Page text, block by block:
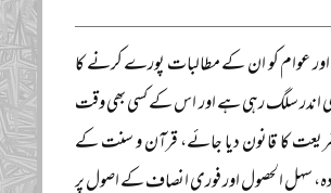
ہے اور عوام کو ان کے مطالبات پورے کرنے کا
اندر سلگ رہی ہے اور اس کے کسی بھی وقت
شریعت کا قانون دیا جائے، قرآن و سنت کے
سہل الحصول اور فوری انصاف کے اصول پر